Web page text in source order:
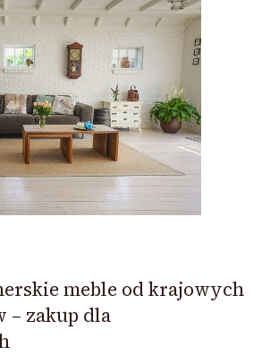
meble od krajowych
– zakup dla